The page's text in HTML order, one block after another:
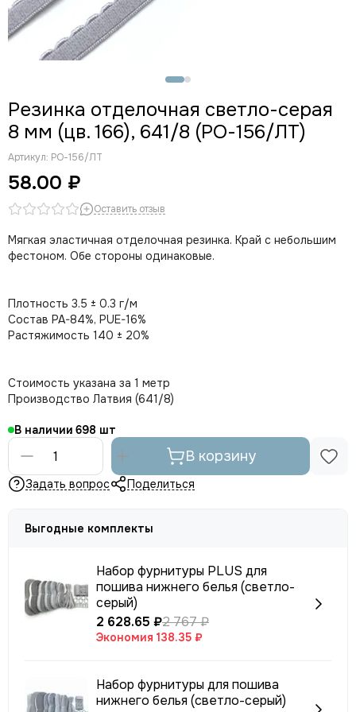
Резинка отделочная светло-серая
8 мм (цв. 166), 641/8 (РО-156/ЛТ)
Артикул: РО-156/ЛТ
58.00 ₽
Оставить отзыв
Мягкая эластичная отделочная резинка. Край с небольшим
фестоном. Обе стороны одинаковые.
Плотность 3.5 ± 0.3 г/м
Состав PA-84%, PUE-16%
Растяжимость 140 ± 20%
Стоимость указана за 1 метр
Производство Латвия (641/8)
В наличии 698
В корзину
Задать вопрос Поделиться
Выгодные комплекты
Набор фурнитуры PLUS для
пошива нижнего белья (светло-
серый)
2 628.65 ₽2 767 ₽
Экономия 138.35 ₽
Набор фурнитуры для пошива
нижнего белья (светло-серый)